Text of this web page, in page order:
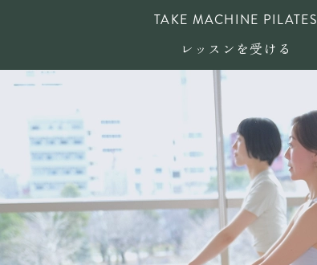
TAKE MACHINE PILATES
レッスンを受ける